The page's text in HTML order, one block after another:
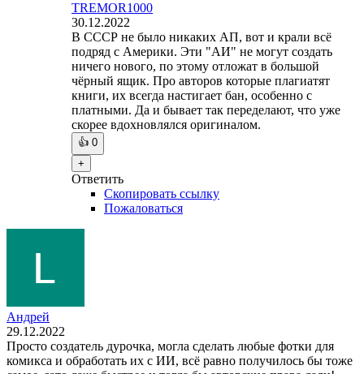
TREMOR1000
30.12.2022
В СССР не было никаких АП, вот и крали всё
подряд с Америки. Эти "АИ" не могут создать
ничего нового, по этому отложат в большой
чёрный ящик. Про авторов которые плагиатят
книги, их всегда настигает бан, особенно с
платными. Да и бывает так переделают, что уже
скорее вдохновлялся оригиналом.
👍 0
+
Ответить
Скопировать ссылку
Пожаловаться
Андрей
29.12.2022
Просто создатель дурочка, могла сделать любые фотки для
комикса и обработать их с ИИ, всё равно получилось бы тоже